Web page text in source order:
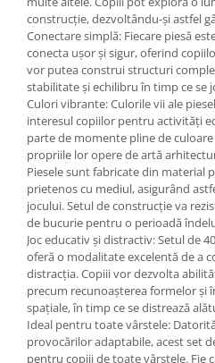
construcție, dezvoltându-și astfel
Conectare simplă: Fiecare piesă
conecta ușor și sigur, oferind
vor putea construi structuri
stabilitate și echilibru în timp ce se
Culori vibrante: Culorile vii ale
interesul copiilor pentru activități
parte de momente pline de
propriile lor opere de artă
Piesele sunt fabricate din material
prietenos cu mediul, asigurând
jocului. Setul de construcție va
de bucurie pentru o perioadă
Joc educativ și distractiv: Setul de
oferă o modalitate excelentă de a
distracția. Copiii vor dezvolta
precum recunoașterea formelor și
spațiale, în timp ce se distrează
Ideal pentru toate vârstele:
provocărilor adaptabile, acest set
pentru copiii de toate vârstele. Fie